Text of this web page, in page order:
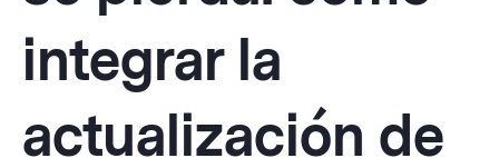
integrar la
actualización de